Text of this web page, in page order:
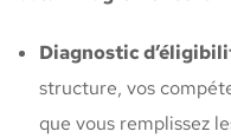
Diagnostic
structure, vos
que vous remplissez